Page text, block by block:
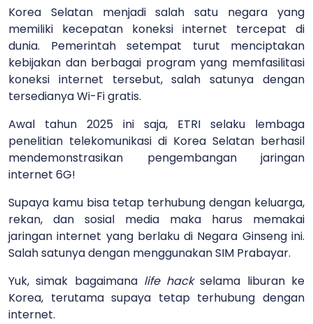
Korea Selatan menjadi salah satu negara yang
memiliki kecepatan koneksi internet tercepat di
dunia. Pemerintah setempat turut menciptakan
kebijakan dan berbagai program yang memfasilitasi
koneksi internet tersebut, salah satunya dengan
tersedianya Wi-Fi gratis.
Awal tahun 2025 ini saja, ETRI selaku lembaga
penelitian telekomunikasi di Korea Selatan berhasil
mendemonstrasikan pengembangan jaringan
internet 6G!
Supaya kamu bisa tetap terhubung dengan keluarga,
rekan, dan sosial media maka harus memakai
jaringan internet yang berlaku di Negara Ginseng ini.
Salah satunya dengan menggunakan SIM Prabayar.
Yuk, simak bagaimana life hackselama liburan ke
Korea, terutama supaya tetap terhubung dengan
internet.